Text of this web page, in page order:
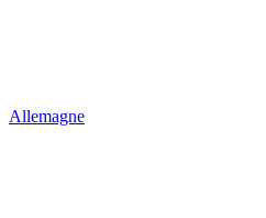
Allemagne